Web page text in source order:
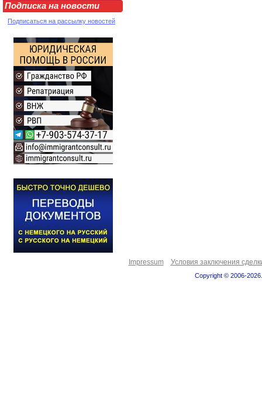
Подписка на новости
Подписаться на рассылку новостей
Impressum Условия заключения
Copyright © 2006-